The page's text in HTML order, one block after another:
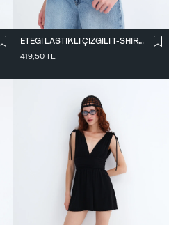
ETEĞI LASTIKLI ÇIZGILI T-SHIRT P10733
419,50TL